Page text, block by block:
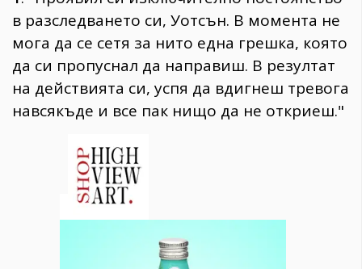
в разследването си, Уотсън. В момента не
мога да се сетя за нито една грешка, която
да си пропуснал да направиш. В резултат
на действията си, успя да вдигнеш тревога
навсякъде и все пак нищо да не откриеш."